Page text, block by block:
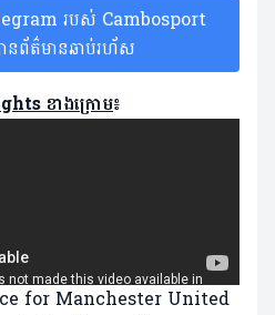
របស់ Cambosport
នព័ត៌មានឆាប់រហ័ស
ខាងក្រោម៖